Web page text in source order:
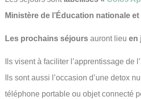
Ministère de l’Éducation nationale
Les prochains séjours auront lieu en
Ils visent à faciliter l’apprentissage de
Ils sont aussi l’occasion d’une detox
téléphone portable ou objet connecté